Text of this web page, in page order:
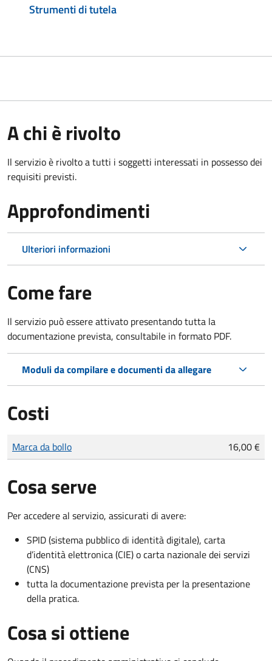
Strumenti di tutela
A chi è rivolto
Il servizio è rivolto a tutti i soggetti interessati in possesso dei
requisiti previsti.
Approfondimenti
Ulteriori informazioni
Come fare
Il servizio può essere attivato presentando tutta la
documentazione prevista, consultabile in formato PDF.
Moduli da compilare e documenti da allegare
Costi
Tipo di pagamento
Importo
Marca da bollo 16,00 €
Cosa serve
Per accedere al servizio, assicurati di avere:
SPID (sistema pubblico di identità digitale), carta
d’identità elettronica (CIE) o carta nazionale dei servizi
(CNS)
tutta la documentazione prevista per la presentazione
della pratica.
Cosa si ottiene